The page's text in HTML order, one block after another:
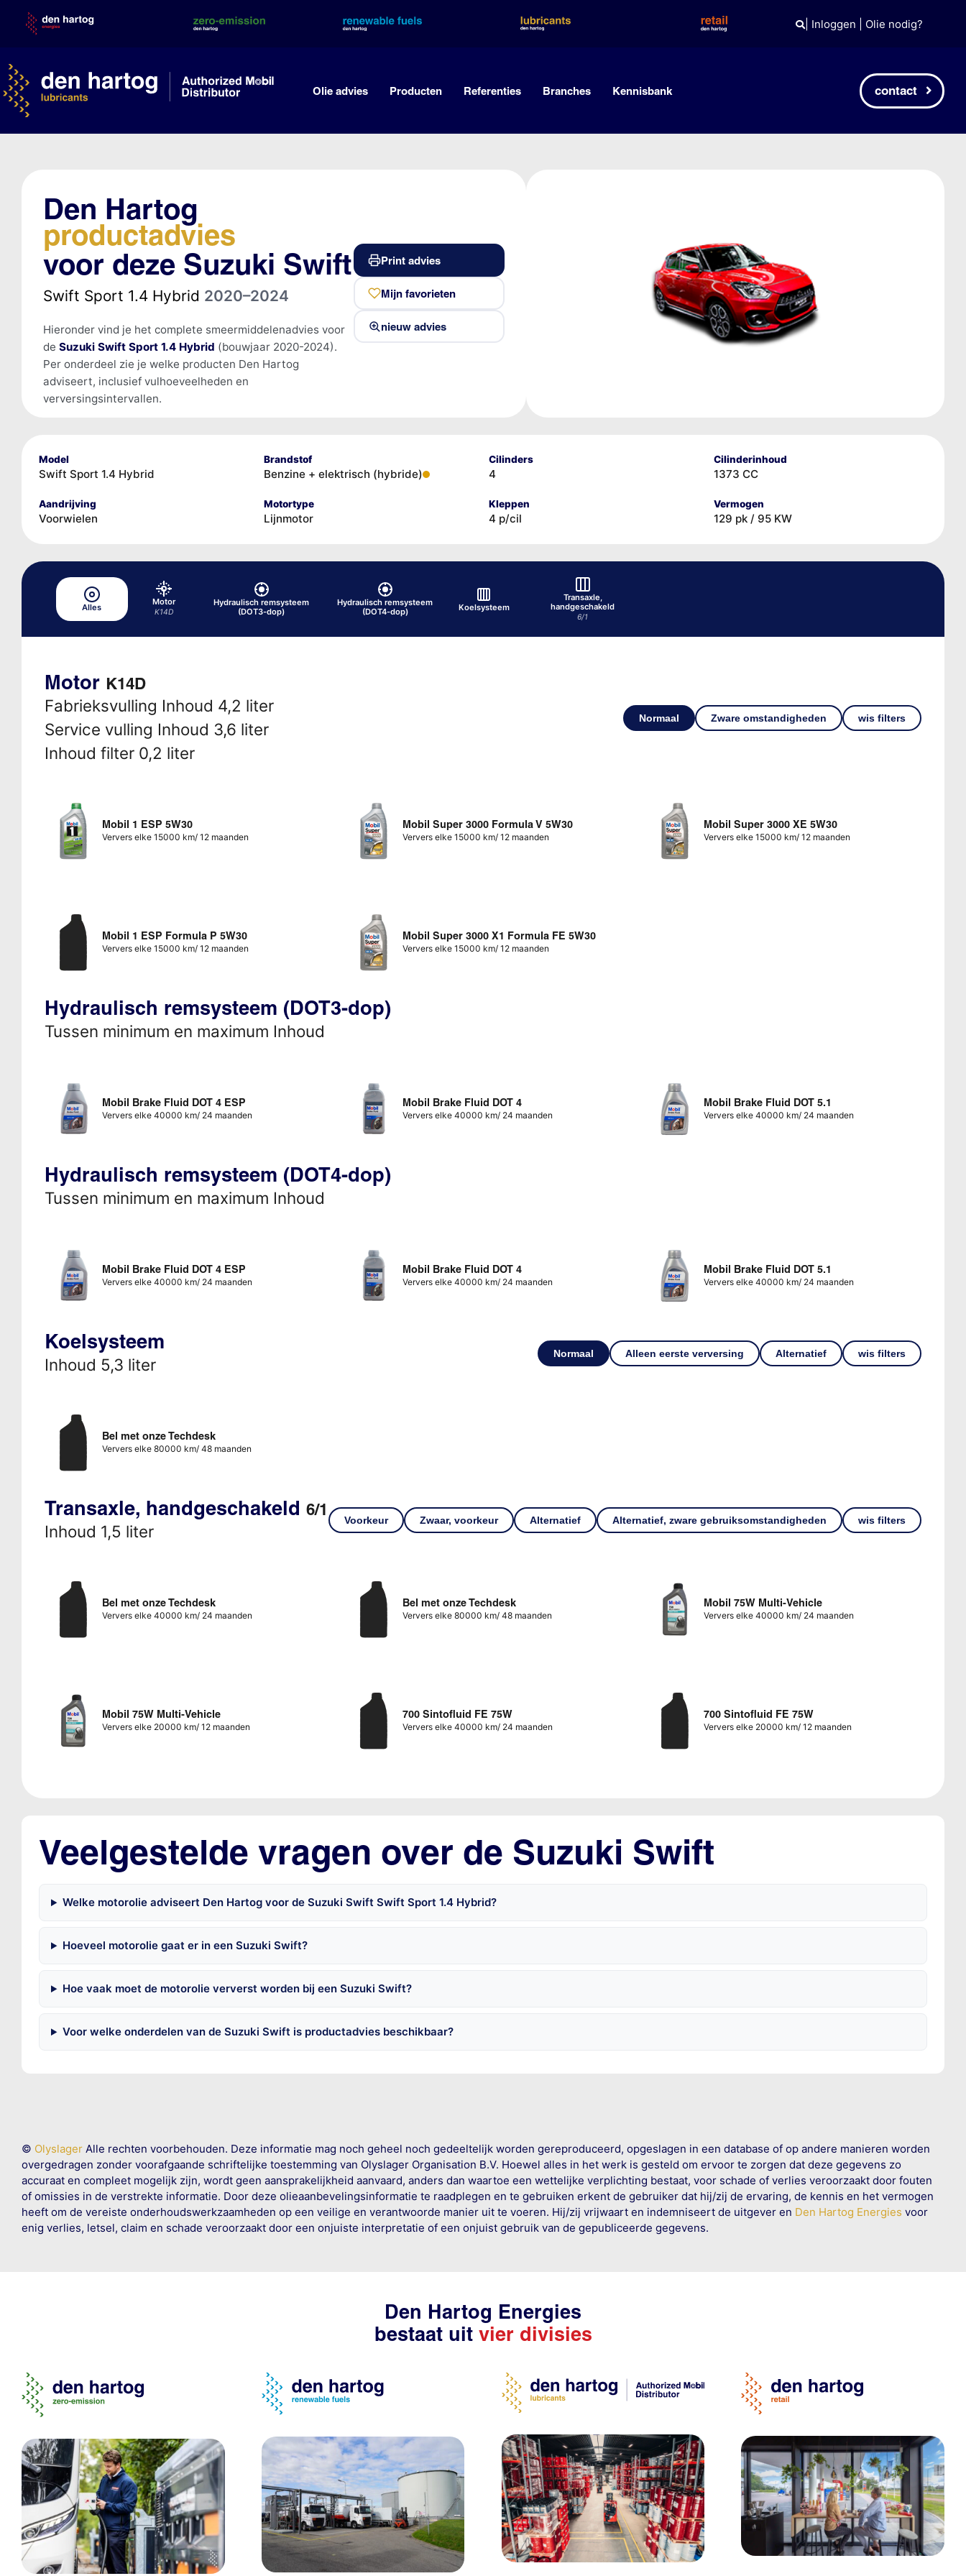
content
| Inloggen Olie nodig?
Olie advies Producten Referenties Branches Kennisbank contact
Den Hartog
productadvies
voor deze Suzuki Swift
Swift Sport 1.4 Hybrid 2020–2024
Hieronder vind je het complete smeermiddelenadvies voor
de Suzuki Swift Sport 1.4 Hybrid (bouwjaar 2020-2024).
Per onderdeel zie je welke producten Den Hartog
adviseert, inclusief vulhoeveelheden en
verversingsintervallen.
Print advies
Mijn favorieten
nieuw advies
Model
Swift Sport 1.4 Hybrid
Brandstof
Benzine + elektrisch (hybride)
Cilinders
4
Cilinderinhoud
1373 CC
Aandrijving
Voorwielen
Motortype
Lijnmotor
Kleppen
4 p/cil
Vermogen
129 pk / 95 KW
Alles
Motor
K14D
Hydraulisch remsysteem
(DOT3-dop)
Hydraulisch remsysteem
(DOT4-dop)
Koelsysteem
Transaxle,
handgeschakeld
6/1
Motor K14D
Fabrieksvulling Inhoud 4,2 liter
Service vulling Inhoud 3,6 liter
Inhoud filter 0,2 liter
Normaal Zware omstandigheden wis filters
Mobil 1 ESP 5W30
Ververs elke 15000 km/ 12 maanden
Mobil Super 3000 Formula V 5W30
Ververs elke 15000 km/ 12 maanden
Mobil Super 3000 XE 5W30
Ververs elke 15000 km/ 12 maanden
Mobil 1 ESP Formula P 5W30
Ververs elke 15000 km/ 12 maanden
Mobil Super 3000 X1 Formula FE 5W30
Ververs elke 15000 km/ 12 maanden
Hydraulisch remsysteem (DOT3-dop)
Tussen minimum en maximum Inhoud
Mobil Brake Fluid DOT 4 ESP
Ververs elke 40000 km/ 24 maanden
Mobil Brake Fluid DOT 4
Ververs elke 40000 km/ 24 maanden
Mobil Brake Fluid DOT 5.1
Ververs elke 40000 km/ 24 maanden
Hydraulisch remsysteem (DOT4-dop)
Tussen minimum en maximum Inhoud
Mobil Brake Fluid DOT 4 ESP
Ververs elke 40000 km/ 24 maanden
Mobil Brake Fluid DOT 4
Ververs elke 40000 km/ 24 maanden
Mobil Brake Fluid DOT 5.1
Ververs elke 40000 km/ 24 maanden
Koelsysteem
Inhoud 5,3 liter
Normaal Alleen eerste verversing Alternatief wis filters
Bel met onze Techdesk
Ververs elke 80000 km/ 48 maanden
Transaxle, handgeschakeld 6/1
Inhoud 1,5 liter
Voorkeur Zwaar, voorkeur Alternatief Alternatief, zware gebruiksomstandigheden wis filters
Bel met onze Techdesk
Ververs elke 40000 km/ 24 maanden
Bel met onze Techdesk
Ververs elke 80000 km/ 48 maanden
Mobil 75W Multi-Vehicle
Ververs elke 40000 km/ 24 maanden
Mobil 75W Multi-Vehicle
Ververs elke 20000 km/ 12 maanden
700 Sintofluid FE 75W
Ververs elke 40000 km/ 24 maanden
700 Sintofluid FE 75W
Ververs elke 20000 km/ 12 maanden
Veelgestelde vragen over de Suzuki Swift
Welke motorolie adviseert Den Hartog voor de Suzuki Swift Swift Sport 1.4 Hybrid?
Hoeveel motorolie gaat er in een Suzuki Swift?
Hoe vaak moet de motorolie ververst worden bij een Suzuki Swift?
Voor welke onderdelen van de Suzuki Swift is productadvies beschikbaar?
© OlyslagerAlle rechten voorbehouden. Deze informatie mag noch geheel noch gedeeltelijk worden gereproduceerd, opgeslagen in een database of op andere manieren worden
overgedragen zonder voorafgaande schriftelijke toestemming van Olyslager Organisation B.V. Hoewel alles in het werk is gesteld om ervoor te zorgen dat deze gegevens zo
accuraat en compleet mogelijk zijn, wordt geen aansprakelijkheid aanvaard, anders dan waartoe een wettelijke verplichting bestaat, voor schade of verlies veroorzaakt door fouten
of omissies in de verstrekte informatie. Door deze olieaanbevelingsinformatie te raadplegen en te gebruiken erkent de gebruiker dat hij/zij de ervaring, de kennis en het vermogen
heeft om de vereiste onderhoudswerkzaamheden op een veilige en verantwoorde manier uit te voeren. Hij/zij vrijwaart en indemniseert de uitgever en Den Hartog Energies voor
enig verlies, letsel, claim en schade veroorzaakt door een onjuiste interpretatie of een onjuist gebruik van de gepubliceerde gegevens.
Den Hartog Energies
bestaat uit vier divisies